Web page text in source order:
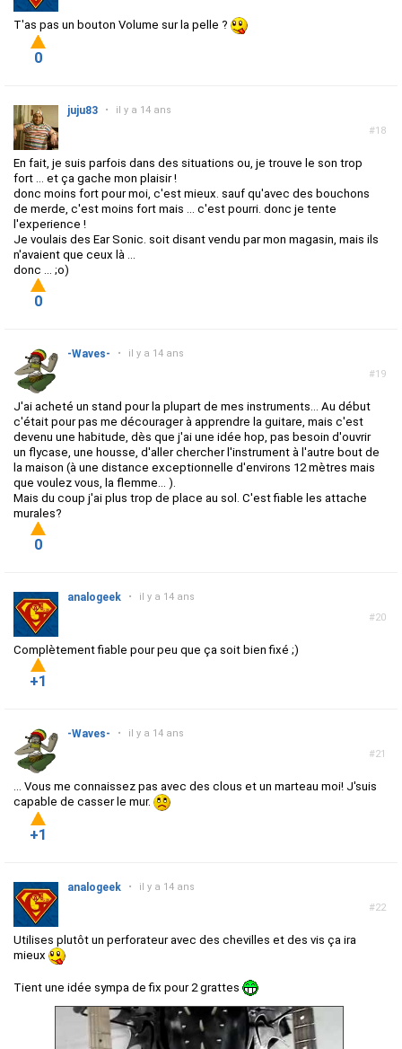
T'as pas un bouton Volume sur la pelle ?
0
#18
juju83 • il y a 14 ans
En fait, je suis parfois dans des situations ou, je trouve le son trop
fort ... et ça gache mon plaisir !
donc moins fort pour moi, c'est mieux. sauf qu'avec des bouchons
de merde, c'est moins fort mais ... c'est pourri. donc je tente
l'experience !
Je voulais des Ear Sonic. soit disant vendu par mon magasin, mais ils
n'avaient que ceux là ...
donc ... ;o)
0
#19
-Waves- • il y a 14 ans
J'ai acheté un stand pour la plupart de mes instruments... Au début
c'était pour pas me décourager à apprendre la guitare, mais c'est
devenu une habitude, dès que j'ai une idée hop, pas besoin d'ouvrir
un flycase, une housse, d'aller chercher l'instrument à l'autre bout de
la maison (à une distance exceptionnelle d'environs 12 mètres mais
que voulez vous, la flemme... ).
Mais du coup j'ai plus trop de place au sol. C'est fiable les attache
murales?
0
#20
analogeek • il y a 14 ans
Complètement fiable pour peu que ça soit bien fixé ;)
+1
#21
-Waves- • il y a 14 ans
... Vous me connaissez pas avec des clous et un marteau moi! J'suis
capable de casser le mur.
+1
#22
analogeek • il y a 14 ans
Utilises plutôt un perforateur avec des chevilles et des vis ça ira
mieux
Tient une idée sympa de fix pour 2 grattes